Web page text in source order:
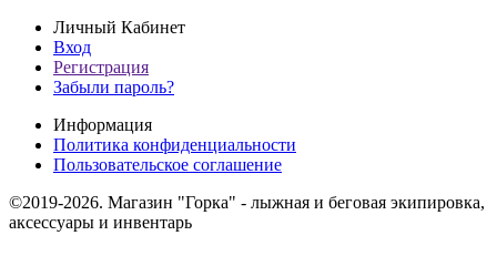
Личный Кабинет
Вход
Регистрация
Забыли пароль?
Информация
Политика конфиденциальности
Пользовательское соглашение
©2019-2026. Магазин "Горка" - лыжная и беговая экипировка,
аксессуары и инвентарь